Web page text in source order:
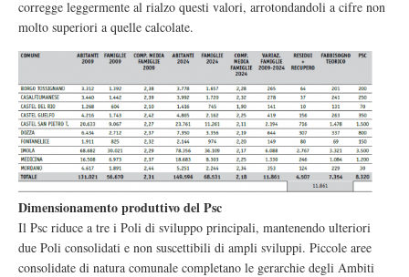
corregge leggermente al rialzo questi valori, arrotondandoli a cifre non
molto superiori a quelle calcolate.
Dimensionamento produttivo del Psc
Il Psc riduce a tre i Poli di sviluppo principali, mantenendo ulteriori
due Poli consolidati e non suscettibili di ampli sviluppi. Piccole aree
consolidate di natura comunale completano le gerarchie degli Ambiti